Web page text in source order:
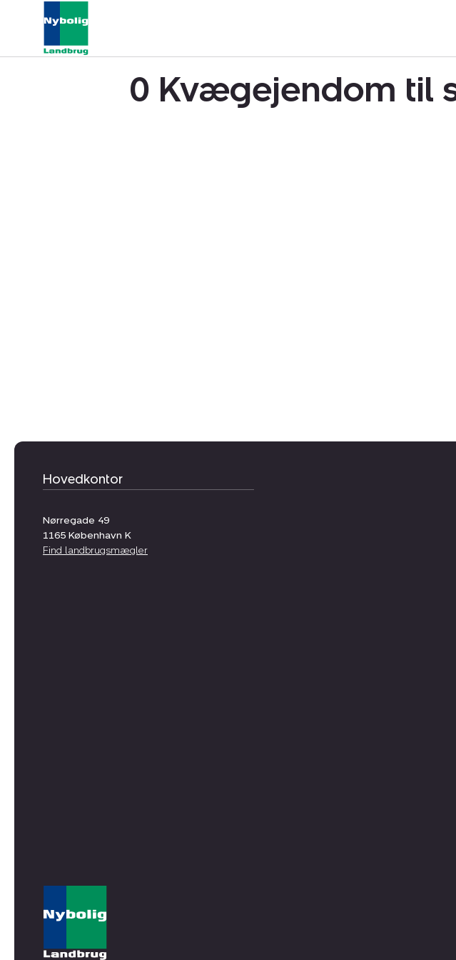
0 Kvægejendom til
Hovedkontor
Nørregade 49
1165 København K
Find landbrugsmægler